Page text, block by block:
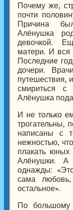
Почему же,
почти
Причина
Алёнушка
девочкой.
матери. И вся
Последние
дочери.
путешествия,
смириться
Алёнушка
И не только
трогательны,
написаны с
нежностью,
плакать юных
Алёнушки. А
однажды:
сама
остальное».
По большому